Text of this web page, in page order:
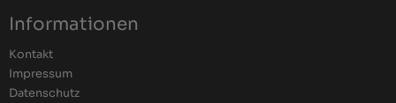
Informationen
Kontakt
Impressum
Datenschutz